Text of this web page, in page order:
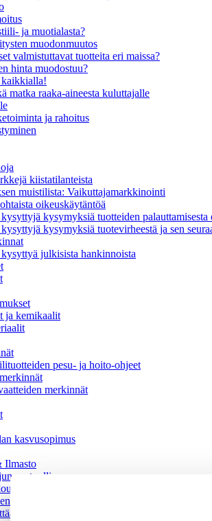
ja muotialasta?
muodonmuutos
valmistuttavat tuotteita eri maissa?
hinta muodostuu?
matka raaka-aineesta kuluttajalle
ja rahoitus
kiistatilanteista
muistilista: Vaikuttaja­markkinointi
oikeuskäytäntöä
kysymyksiä tuotteiden palauttamisesta
kysymyksiä tuotevirheestä ja sen
julkisista hankinnoista
ja kemikaalit
pesu- ja hoito-ohjeet
merkinnät
kasvusopimus
Ilmasto
vastuullisuus
termit tutuiksi
vanhat vaatteet ja kodintekstiilit?